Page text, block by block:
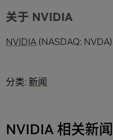
关于 NVIDIA
NVIDIA (NASDAQ:
分类: 新闻
NVIDIA 相关新闻